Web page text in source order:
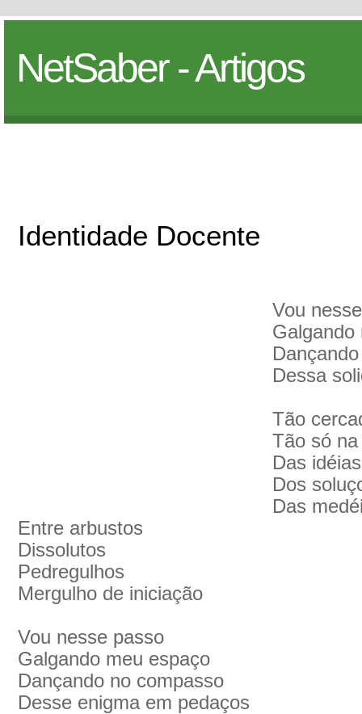
NetSaber - Artigos
Identidade Docente
Vou
Galgando
Dessa
Tão
Tão só
Das idéias
Dos
Das
Entre arbustos
Dissolutos
Pedregulhos
Mergulho de iniciação
Vou nesse passo
Galgando meu espaço
Dançando no compasso
Desse enigma em pedaços